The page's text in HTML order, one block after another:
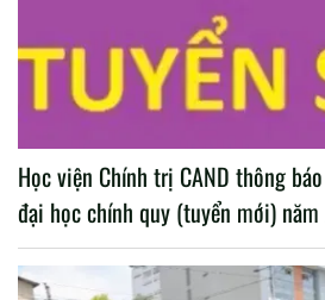
Học viện Chính trị CAND thông
đại học chính quy (tuyển mới)